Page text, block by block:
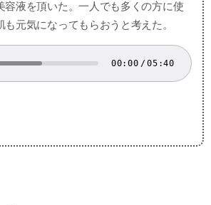
容液を頂いた。一人でも多くの方に使
も元気になってもらおうと考えた。
00:00 /05:40